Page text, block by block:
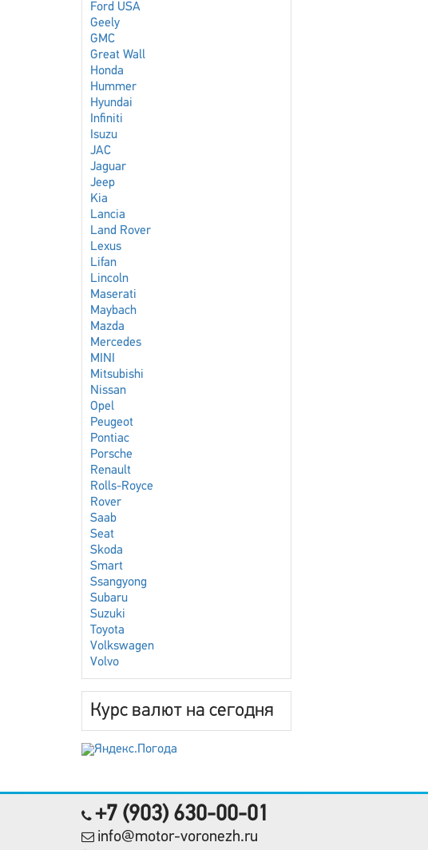
Ford USA
Geely
GMC
Great Wall
Honda
Hummer
Hyundai
Infiniti
Isuzu
JAC
Jaguar
Jeep
Kia
Lancia
Land Rover
Lexus
Lifan
Lincoln
Maserati
Maybach
Mazda
Mercedes
MINI
Mitsubishi
Nissan
Opel
Peugeot
Pontiac
Porsche
Renault
Rolls-Royce
Rover
Saab
Seat
Skoda
Smart
Ssangyong
Subaru
Suzuki
Toyota
Volkswagen
Volvo
Курс валют на сегодня
+7 (903) 630-00-01
info@motor-voronezh.ru